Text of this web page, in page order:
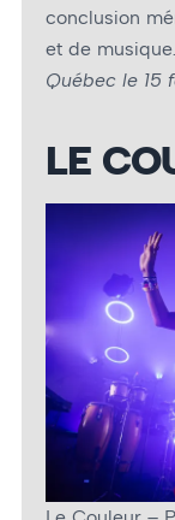
conclusion
et de musique.
Québec le 15
LE